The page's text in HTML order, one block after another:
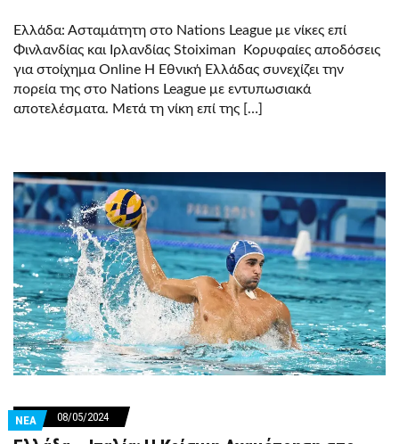
Ελλάδα: Ασταμάτητη στο Nations League με νίκες επί
Φινλανδίας και Ιρλανδίας Stoiximan Κορυφαίες αποδόσεις
για στοίχημα Online Η Εθνική Ελλάδας συνεχίζει την
πορεία της στο Nations League με εντυπωσιακά
αποτελέσματα. Μετά τη νίκη επί της […]
ΝΕΑ 08/05/2024